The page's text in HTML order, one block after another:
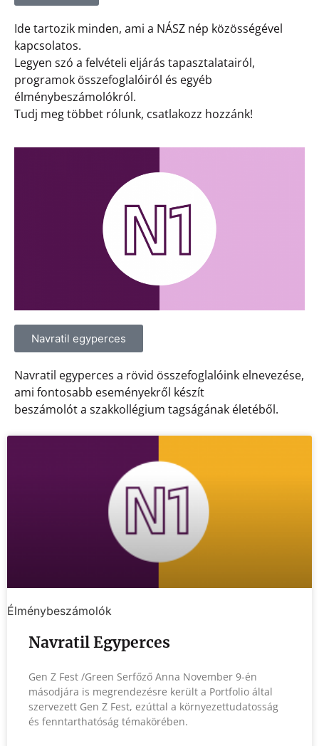
Ide tartozik minden, ami a NÁSZ nép közösségével
kapcsolatos.
Legyen szó a felvételi eljárás tapasztalatairól,
programok összefoglalóiról és egyéb
élménybeszámolókról.
Tudj meg többet rólunk, csatlakozz hozzánk!
Navratil egyperces
Navratil egyperces a rövid összefoglalóink elnevezése,
ami fontosabb eseményekről készít
beszámolót a szakkollégium tagságának életéből.
Élménybeszámolók
Navratil Egyperces
Gen Z Fest /Green Serfőző Anna November 9-én
másodjára is megrendezésre került a Portfolio által
szervezett Gen Z Fest, ezúttal a környezettudatosság
és fenntarthatóság témakörében.